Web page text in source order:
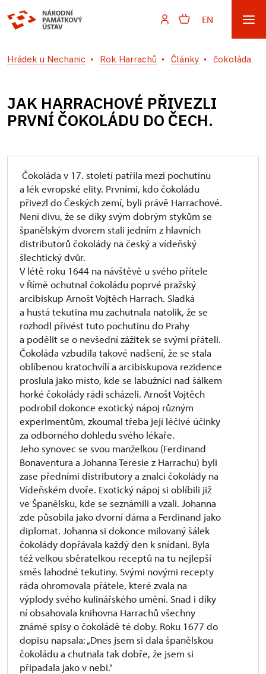
EN
Hrádek u Nechanic Rok Harrachů Články čokoláda
JAK HARRACHOVÉ PŘIVEZLI
PRVNÍ ČOKOLÁDU DO ČECH.
Čokoláda v 17. století patřila mezi pochutinu
a lék evropské elity. Prvními, kdo čokoládu
přivezl do Českých zemí, byli právě Harrachové.
Není divu, že se díky svým dobrým stykům se
španělským dvorem stali jedním z hlavních
distributorů čokolády na český a vídeňský
šlechtický dvůr.
V létě roku 1644 na návštěvě u svého přítele
v Římě ochutnal čokoládu poprvé pražský
arcibiskup Arnošt Vojtěch Harrach. Sladká
a hustá tekutina mu zachutnala natolik, že se
rozhodl přivést tuto pochutinu do Prahy
a podělit se o nevšední zážitek se svými přáteli.
Čokoláda vzbudila takové nadšení, že se stala
oblíbenou kratochvílí a arcibiskupova rezidence
proslula jako místo, kde se labužníci nad šálkem
horké čokolády rádi scházeli. Arnošt Vojtěch
podrobil dokonce exotický nápoj různým
experimentům, zkoumal třeba její léčivé účinky
za odborného dohledu svého lékaře.
Jeho synovec se svou manželkou (Ferdinand
Bonaventura a Johanna Teresie z Harrachu) byli
zase předními distributory a znalci čokolády na
Vídeňském dvoře. Exotický nápoj si oblíbili již
ve Španělsku, kde se seznámili a vzali. Johanna
zde působila jako dvorní dáma a Ferdinand jako
diplomat. Johanna si dokonce milovaný šálek
čokolády dopřávala každý den k snídani. Byla
též velkou sběratelkou receptů na tu nejlepší
směs lahodné tekutiny. Svými novými recepty
ráda ohromovala přátele, které zvala na
výplody svého kulinářského umění. Snad i díky
ní obsahovala knihovna Harrachů všechny
známé spisy o čokoládě té doby. Roku 1677 do
dopisu napsala: „Dnes jsem si dala španělskou
čokoládu a chutnala tak dobře, že jsem si
připadala jako v nebi."